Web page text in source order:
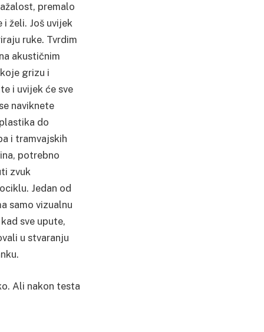
premalo
želi. Još uvijek
ruke. Tvrdim
akustičnim
grizu i
i uvijek će sve
naviknete
do
i tramvajskih
potrebno
zvuk
Jedan od
samo vizualnu
sve upute,
u stvaranju
Ali nakon testa